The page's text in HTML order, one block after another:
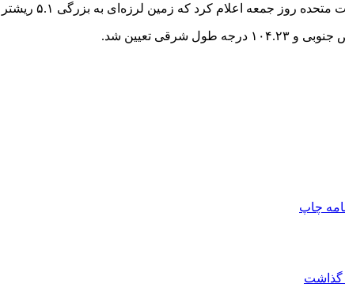
اعلام کرد که زمین لرزه‌ای به بزرگی ۵.۱ ریشتر در ۱۴۰ کیلومتری جنوب غربی بندر
چاپ